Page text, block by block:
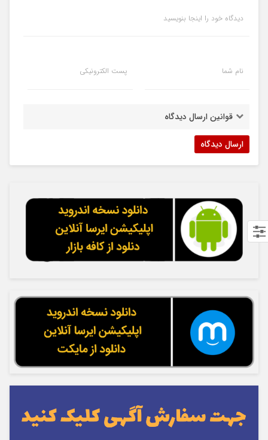
دیدگاه خود را اینجا بنویسید
نام شما پست الکترونیکی
قوانین ارسال دیدگاه